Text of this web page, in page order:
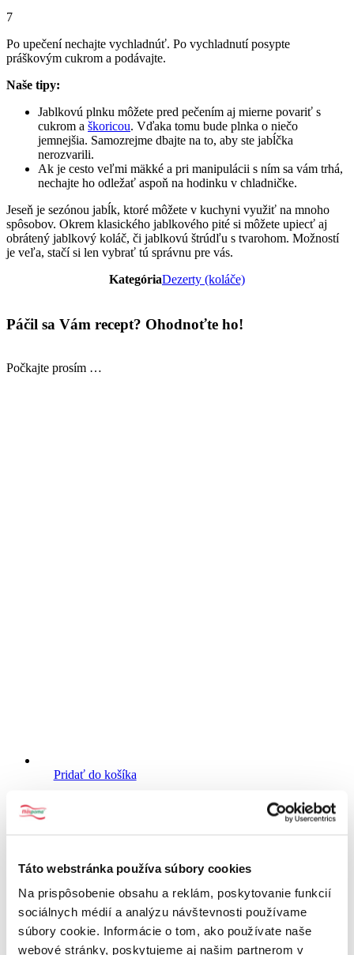
Táto webstránka používa súbory cookies
Na prispôsobenie obsahu a reklám, poskytovanie funkcií
sociálnych médií a analýzu návštevnosti používame
súbory cookie. Informácie o tom, ako používate naše
webové stránky, poskytujeme aj našim partnerom v
7
Po upečení nechajte vychladnúť. Po vychladnutí posypte
práškovým cukrom a podávajte.
Naše tipy:
Jablkovú plnku môžete pred pečením aj mierne povariť s
cukrom a škoricou. Vďaka tomu bude plnka o niečo
jemnejšia. Samozrejme dbajte na to, aby ste jabĺčka
nerozvarili.
Ak je cesto veľmi mäkké a pri manipulácii s ním sa vám trhá,
nechajte ho odležať aspoň na hodinku v chladničke.
Jeseň je sezónou jabĺk, ktoré môžete v kuchyni využiť na mnoho
spôsobov. Okrem klasického jablkového pité si môžete upiecť aj
obrátený jablkový koláč, či jablkovú štrúdľu s tvarohom. Možností
je veľa, stačí si len vybrať tú správnu pre vás.
KategóriaDezerty (koláče)
Páčil sa Vám recept? Ohodnoťte ho!
Počkajte prosím …
Pridať do košíka
Škorica mletá 20g
0.48€ s DPH